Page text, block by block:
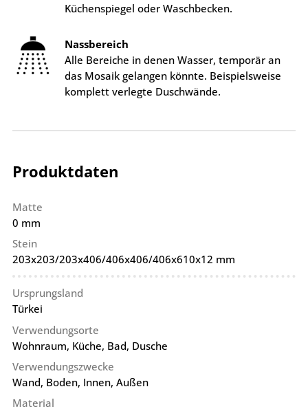
Küchenspiegel oder Waschbecken.
Nassbereich
Alle Bereiche in denen Wasser, temporär an
das Mosaik gelangen könnte. Beispielsweise
komplett verlegte Duschwände.
Produktdaten
Matte
0 mm
Stein
203x203/203x406/406x406/406x610x12 mm
Ursprungsland
Türkei
Verwendungsorte
Wohnraum, Küche, Bad, Dusche
Verwendungszwecke
Wand, Boden, Innen, Außen
Material